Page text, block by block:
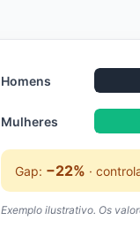
Homens
Mulheres
Gap: −22% ·
Exemplo ilustrativo. Os